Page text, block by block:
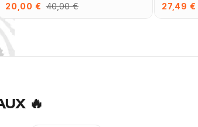
20,00 € 40,00 € 27,49 €
🔥